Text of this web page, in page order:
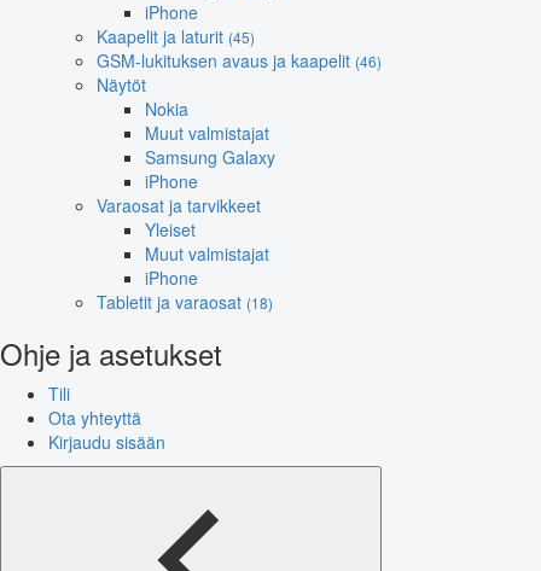
iPhone
Kaapelit ja laturit (45)
GSM-lukituksen avaus ja kaapelit (46)
Näytöt
Nokia
Muut valmistajat
Samsung Galaxy
iPhone
Varaosat ja tarvikkeet
Yleiset
Muut valmistajat
iPhone
Tabletit ja varaosat (18)
Ohje ja asetukset
Tili
Ota yhteyttä
Kirjaudu sisään